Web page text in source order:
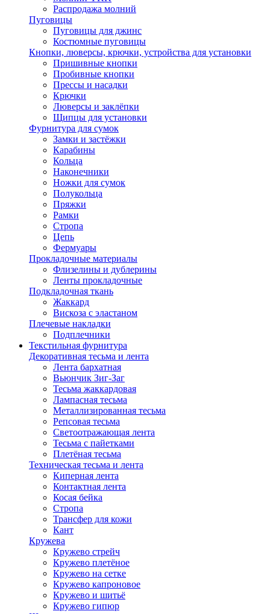
Распродажа молний
Пуговицы
Пуговицы для джинс
Костюмные пуговицы
Кнопки, люверсы, крючки, устройства для установки
Пришивные кнопки
Пробивные кнопки
Прессы и насадки
Крючки
Люверсы и заклёпки
Щипцы для установки
Фурнитура для сумок
Замки и застёжки
Карабины
Кольца
Наконечники
Ножки для сумок
Полукольца
Пряжки
Рамки
Стропа
Цепь
Фермуары
Прокладочные материалы
Флизелины и дублерины
Ленты прокладочные
Подкладочная ткань
Жаккард
Вискоза с эластаном
Плечевые накладки
Подплечники
Текстильная фурнитура
Декоративная тесьма и лента
Лента бархатная
Вьюнчик Зиг-Заг
Тесьма жаккардовая
Лампасная тесьма
Металлизированная тесьма
Репсовая тесьма
Светоотражающая лента
Тесьма с пайетками
Плетёная тесьма
Техническая тесьма и лента
Киперная лента
Контактная лента
Косая бейка
Стропа
Трансфер для кожи
Кант
Кружева
Кружево стрейч
Кружево плетёное
Кружево на сетке
Кружево капроновое
Кружево и шитьё
Кружево гипюр